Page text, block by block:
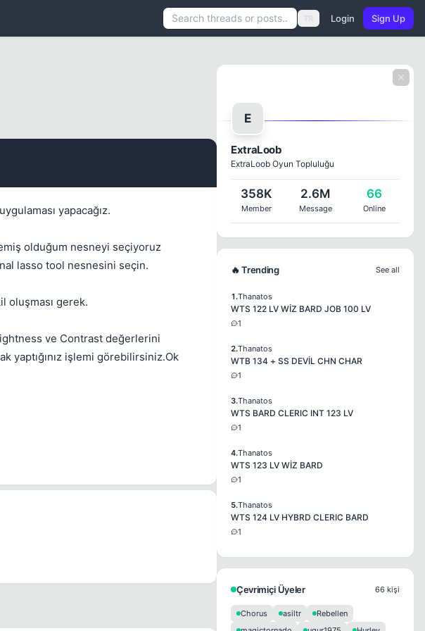
TR Login Sign Up
yapacağız.
olduğum nesneyi seçiyoruz
lasso tool nesnesini seçin.
oluşması gerek.
ve Contrast değerlerini
yaptığınız işlemi görebilirsiniz.Ok
E
ExtraLoob
ExtraLoob Oyun Topluluğu
358K
Member
2.6M
Message
66
Online
🔥 Trending See all
1.Thanatos
WTS 122 LV WİZ BARD JOB 100 LV
1
2.Thanatos
WTB 134 + SS DEVİL CHN CHAR
1
3.Thanatos
WTS BARD CLERIC INT 123 LV
1
4.Thanatos
WTS 123 LV WİZ BARD
1
5.Thanatos
WTS 124 LV HYBRD CLERIC BARD
1
Çevrimiçi Üyeler 66 kişi
Chorus asiltr
Rebellen